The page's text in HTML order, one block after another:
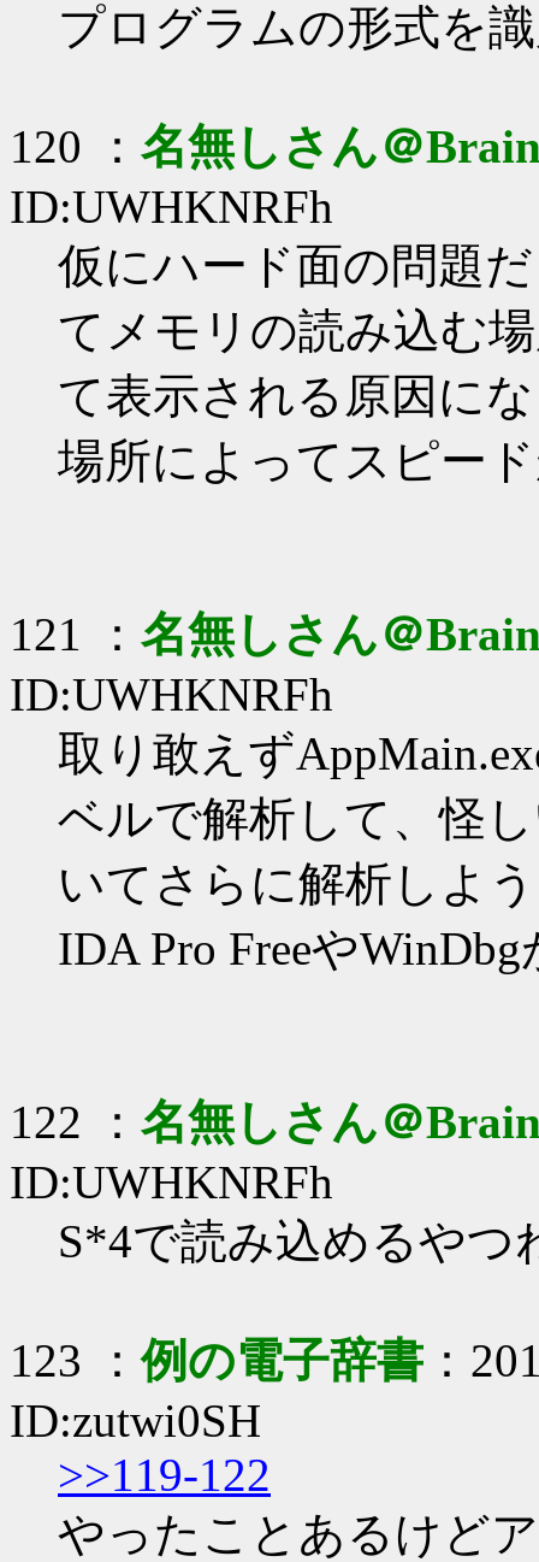
プログラムの形式を
120 ： 名無しさん＠
ID:UWHKNRFh
仮にハード面の問題
てメモリの読み込む
て表示される原因に
場所によってスピー
121 ： 名無しさん＠
ID:UWHKNRFh
取り敢えず
ベルで解析して、怪
いてさらに解析しよう
IDA Pro Freeや
122 ： 名無しさん＠
ID:UWHKNRFh
S*4で読み込めるやつ
123 ：例の電子辞書 ：
ID:zutwi0SH
>>119-122
やったことあるけど